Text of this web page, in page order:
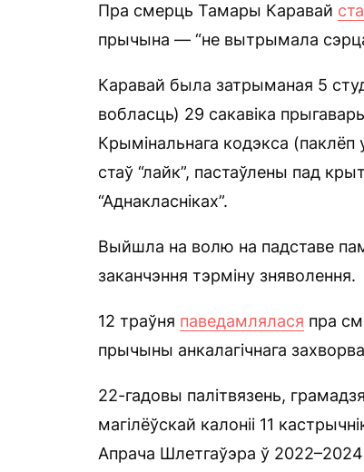
Пра смерць Тамары Каравай
прычына — “не вытрымала
Каравай была затрыманая 5
вобласць) 29 сакавіка
Крымінальнага кодэкса
стаў “лайк”, пастаўлены пад
“Аднакласніках”.
Выйшла на волю на падставе
заканчэння тэрміну зняволення.
12 траўня паведамлялася пра
прычыны анкалагічнага
22-гадовы палітвязень,
магілёўскай калоніі 11
Апрача Шлетгаўэра ў